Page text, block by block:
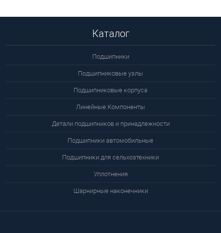
Каталог
Подшипники
Подшипниковые узлы
Подшипниковые корпуса
Линейные Компоненты
Детали подшипников и принадлежности
Подшипники автомобильные
Подшипники для сельхозтехники
Уплотнения
Шарнирные наконечники